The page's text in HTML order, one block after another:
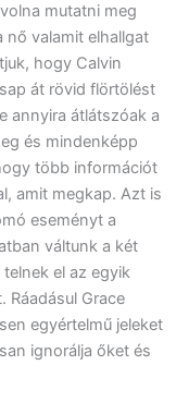
mutatni meg
nő valamit elhallgat
hogy Calvin
át rövid flörtölést
annyira átlátszóak a
és mindenképp
több információt
amit megkap. Azt is
eseményt a
váltunk a két
el az egyik
Ráadásul Grace
egyértelmű jeleket
ignorálja őket és